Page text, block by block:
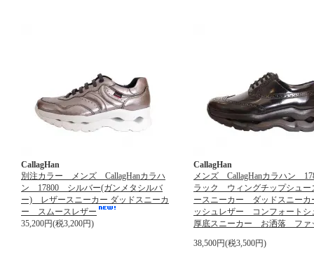
CallagHan
別注カラー メンズ CallagHanカラハ
ン 17800 シルバー(ガンメタシルバ
ー) レザースニーカー ダッドスニーカ
ー スムースレザー
35,200円(税3,200円)
CallagHan
メンズ CallagHanカラハン
ラック ウィングチップシュ
ースニーカー ダッドスニー
ッシュレザー コンフォート
厚底スニーカー お洒落 ファ
38,500円(税3,500円)